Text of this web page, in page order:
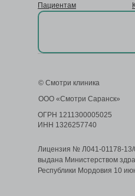
Пациентам
Лицензия № Л041-01178-13/
выдана Министерством
Республики Мордовия 10
ООО «Смотри Саранск»
© Смотри клиника
ОГРН 1211300005025
ИНН 1326257740